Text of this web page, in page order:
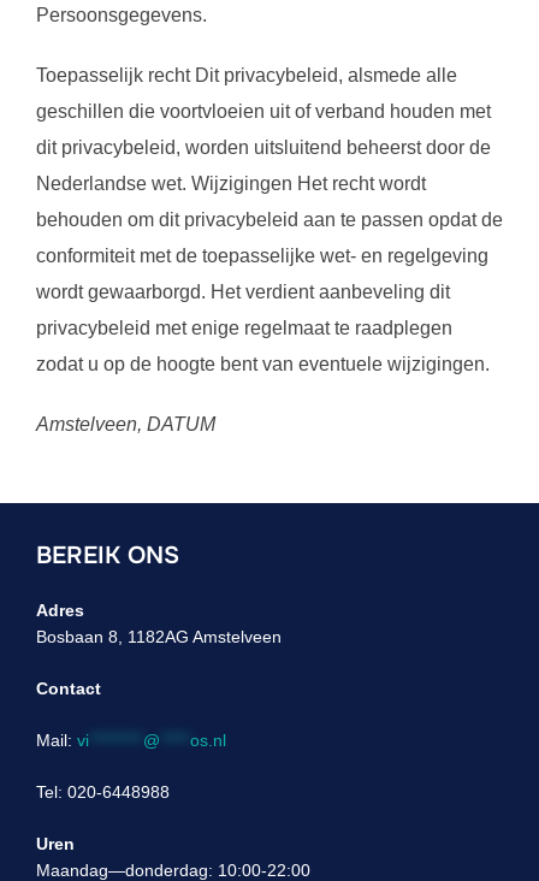
Persoonsgegevens.
Toepasselijk recht Dit privacybeleid, alsmede alle
geschillen die voortvloeien uit of verband houden met
dit privacybeleid, worden uitsluitend beheerst door de
Nederlandse wet. Wijzigingen Het recht wordt
behouden om dit privacybeleid aan te passen opdat de
conformiteit met de toepasselijke wet- en regelgeving
wordt gewaarborgd. Het verdient aanbeveling dit
privacybeleid met enige regelmaat te raadplegen
zodat u op de hoogte bent van eventuele wijzigingen.
Amstelveen, DATUM
BEREIK ONS
Adres
Bosbaan 8, 1182AG Amstelveen
Contact
Mail: vi @ os.nl
Tel: 020-6448988
Uren
Maandag—donderdag: 10:00-22:00